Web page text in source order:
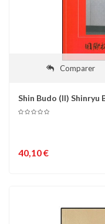
Comparer
Shin Budo (II) Shinryu
40,10 €